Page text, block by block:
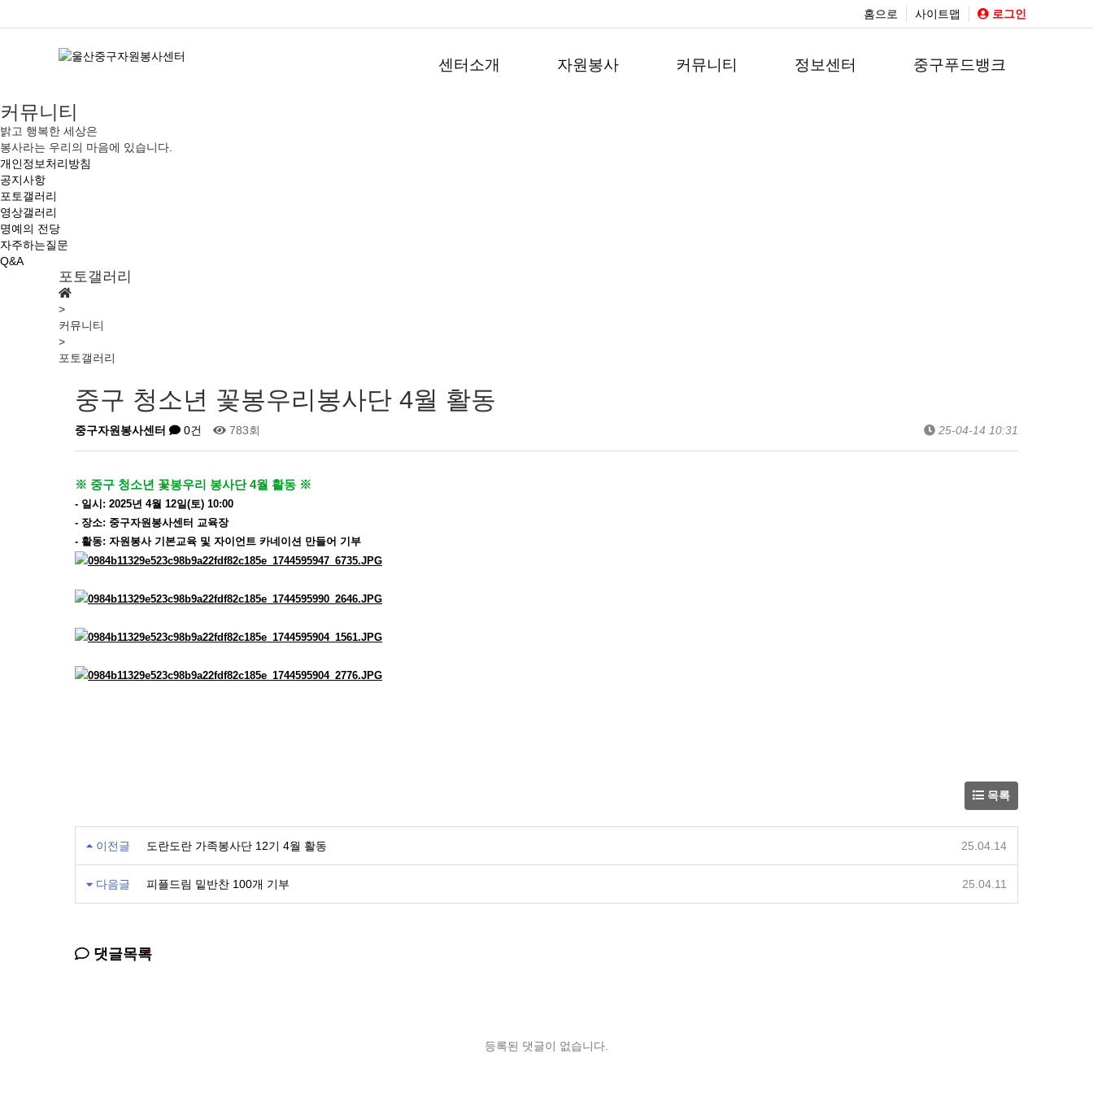
홈으로 사이트맵 로그인
센터소개 자원봉사 커뮤니티 정보센터 중구푸드뱅크
커뮤니티
밝고 행복한 세상은
봉사라는 우리의 마음에 있습니다.
개인정보처리방침
공지사항
포토갤러리
영상갤러리
명예의 전당
자주하는질문
Q&A
포토갤러리
>
커뮤니티
>
포토갤러리
중구 청소년 꽃봉우리봉사단 4월 활동
중구자원봉사센터 0건 783회 25-04-14 10:31
※ 중구 청소년 꽃봉우리 봉사단 4월 활동 ※
- 일시: 2025년 4월 12일(토) 10:00
- 장소: 중구자원봉사센터 교육장
- 활동: 자원봉사 기본교육 및 자이언트 카네이션 만들어 기부
목록
이전글 도란도란 가족봉사단 12기 4월 활동 25.04.14
다음글 피플드림 밑반찬 100개 기부 25.04.11
댓글목록
등록된 댓글이 없습니다.